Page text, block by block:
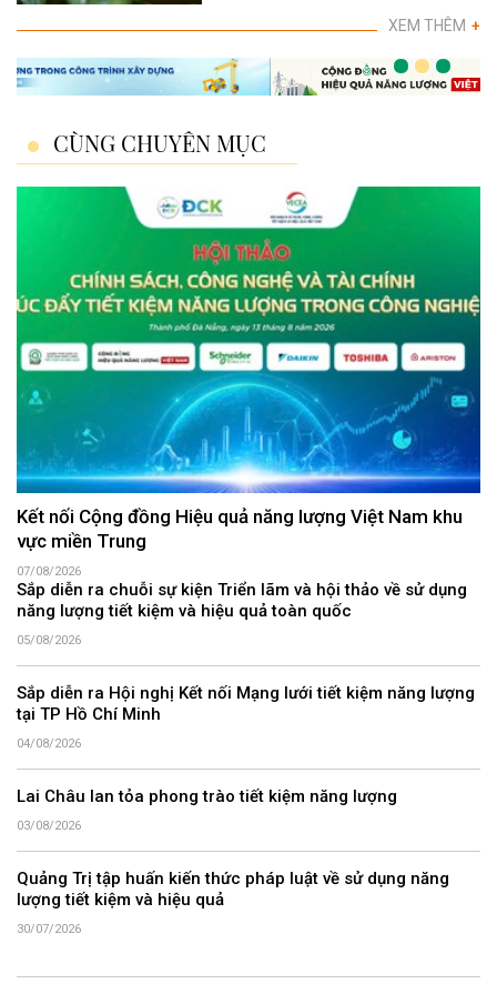
XEM THÊM +
CÙNG CHUYÊN MỤC
Kết nối Cộng đồng Hiệu quả năng lượng Việt Nam khu
vực miền Trung
07/08/2026
Sắp diễn ra chuỗi sự kiện Triển lãm và hội thảo về sử dụng
năng lượng tiết kiệm và hiệu quả toàn quốc
05/08/2026
Sắp diễn ra Hội nghị Kết nối Mạng lưới tiết kiệm năng lượng
tại TP Hồ Chí Minh
04/08/2026
Lai Châu lan tỏa phong trào tiết kiệm năng lượng
03/08/2026
Quảng Trị tập huấn kiến thức pháp luật về sử dụng năng
lượng tiết kiệm và hiệu quả
30/07/2026